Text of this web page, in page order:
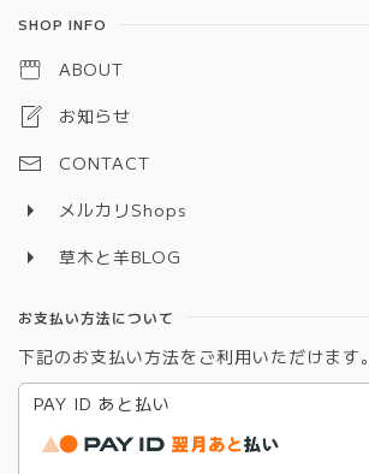
SHOP INFO
ABOUT
お知らせ
CONTACT
メルカリShops
草木と羊BLOG
お支払い方法について
下記のお支払い方法をご利用いただけます。
PAY ID あと払い